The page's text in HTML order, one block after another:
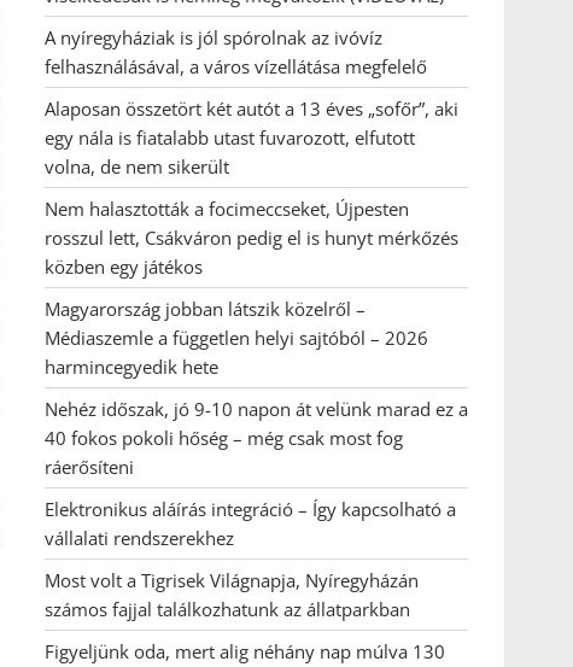
A nyíregyháziak is jól spórolnak az ivóvíz
felhasználásával, a város vízellátása megfelelő
Alaposan összetört két autót a 13 éves „sofőr”, aki
egy nála is fiatalabb utast fuvarozott, elfutott
volna, de nem sikerült
Nem halasztották a focimeccseket, Újpesten
rosszul lett, Csákváron pedig el is hunyt mérkőzés
közben egy játékos
Magyarország jobban látszik közelről –
Médiaszemle a független helyi sajtóból – 2026
harmincegyedik hete
Nehéz időszak, jó 9-10 napon át velünk marad ez a
40 fokos pokoli hőség – még csak most fog
ráerősíteni
Elektronikus aláírás integráció – Így kapcsolható a
vállalati rendszerekhez
Most volt a Tigrisek Világnapja, Nyíregyházán
számos fajjal találkozhatunk az állatparkban
Figyeljünk oda, mert alig néhány nap múlva 130